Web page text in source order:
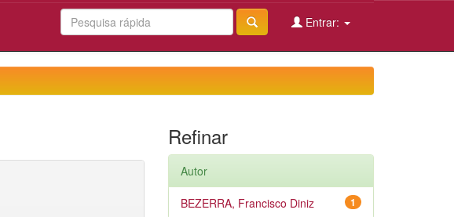
Entrar:
Refinar
Autor
1
BEZERRA, Francisco Diniz